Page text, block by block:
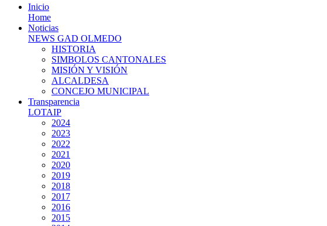
Inicio
Home
Noticias
NEWS GAD OLMEDO
HISTORIA
SIMBOLOS CANTONALES
MISIÓN Y VISIÓN
ALCALDESA
CONCEJO MUNICIPAL
Transparencia
LOTAIP
2024
2023
2022
2021
2020
2019
2018
2017
2016
2015